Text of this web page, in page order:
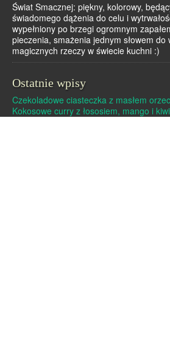
Świat Smacznej: piękny, kolorowy,
świadomego dążenia do celu i
wypełniony po brzegi ogromnym
pieczenia, smażenia jednym słowem do
magicznych rzeczy w świecie kuchni :)
Ostatnie wpisy
Czekoladowe ciasteczka z masłem
Kokosowe curry z łososiem, mango i kiwi